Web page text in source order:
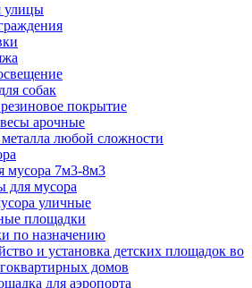
улицы
собак
покрытие
арочные
любой сложности
мусора 7м3-8м3
для мусора
уличные
площадки
по назначению
и установка детских площадок во
домов
для аэропорта